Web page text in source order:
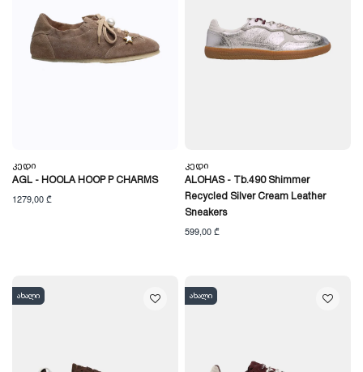
Კედი
AGL - HOOLA HOOP P CHARMS
1279,00 ₾
Კედი
ALOHAS - Tb.490 Shimmer
Recycled Silver Cream Leather
Sneakers
599,00 ₾
ახალი ახალი